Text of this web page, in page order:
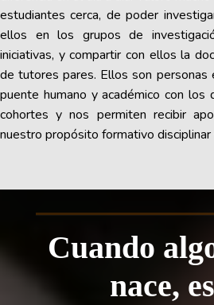
estudiantes cerca, de poder
ellos en los grupos de
iniciativas, y compartir con ellos la
de tutores pares. Ellos son personas
puente humano y académico con los
cohortes y nos permiten recibir
nuestro propósito formativo disciplinar
Cuando
nace,